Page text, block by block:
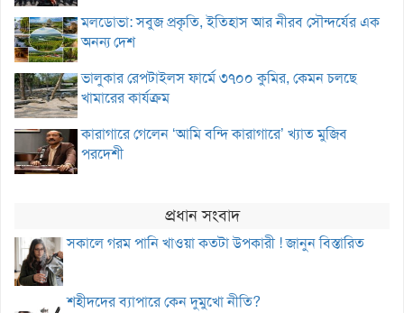
মলডোভা: সবুজ প্রকৃতি, ইতিহাস আর নীরব সৌন্দর্যের এক
অনন্য দেশ
ভালুকার রেপটাইলস ফার্মে ৩৭০০ কুমির, কেমন চলছে
খামারের কার্যক্রম
কারাগারে গেলেন ‘আমি বন্দি কারাগারে’ খ্যাত মুজিব
পরদেশী
প্রধান সংবাদ
সকালে গরম পানি খাওয়া কতটা উপকারী ! জানুন বিস্তারিত
শহীদদের ব্যাপারে কেন দুমুখো নীতি?